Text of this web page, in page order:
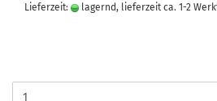
Lieferzeit:
lagernd, lieferzeit ca. 1-2